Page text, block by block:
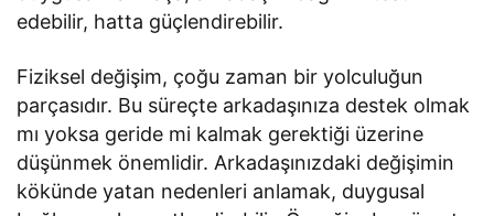
edebilir, hatta güçlendirebilir.
Fiziksel değişim, çoğu zaman bir yolculuğun
parçasıdır. Bu süreçte arkadaşınıza destek olmak
mı yoksa geride mi kalmak gerektiği üzerine
düşünmek önemlidir. Arkadaşınızdaki değişimin
kökünde yatan nedenleri anlamak, duygusal